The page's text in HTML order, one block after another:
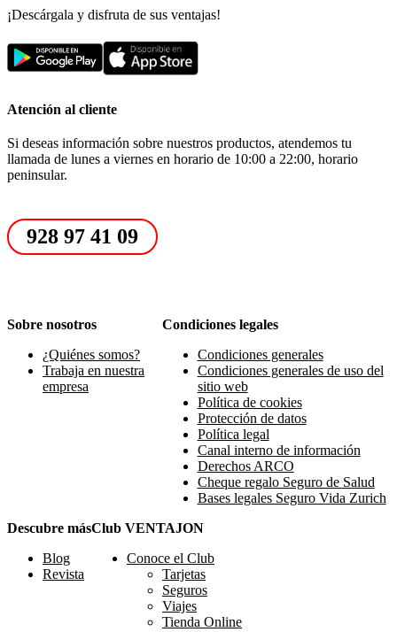
¡Descárgala y disfruta de sus ventajas!
Atención al cliente
Si deseas información sobre nuestros productos, atendemos tu
llamada de lunes a viernes en horario de 10:00 a 22:00, horario
peninsular.
928 97 41 09
Sobre nosotros
¿Quiénes somos?
Trabaja en nuestra
empresa
Condiciones legales
Condiciones generales
Condiciones generales de uso del
sitio web
Política de cookies
Protección de datos
Política legal
Canal interno de información
Derechos ARCO
Cheque regalo Seguro de Salud
Bases legales Seguro Vida Zurich
Descubre más
Blog
Revista
Club VENTAJON
Conoce el Club
Tarjetas
Seguros
Viajes
Tienda Online